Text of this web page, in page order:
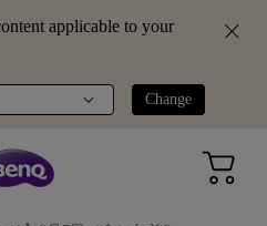
applicable to your
Change